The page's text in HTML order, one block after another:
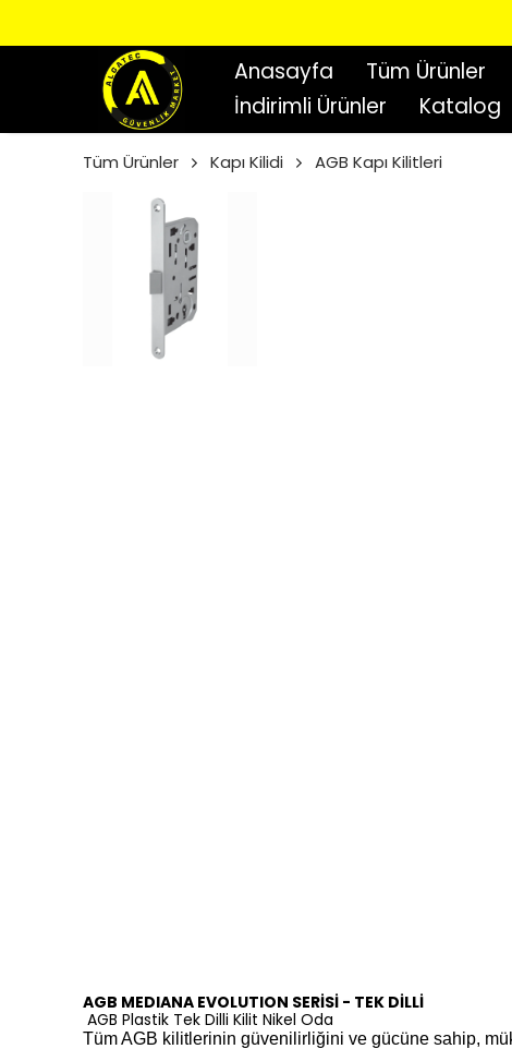
Anasayfa Tüm Ürünler
İndirimli Ürünler
Katalog
Tüm Ürünler Kapı Kilidi AGB Kapı Kilitleri
AGB MEDIANA EVOLUTION SERİSİ - TEK DİLLİ
AGB Plastik Tek Dilli Kilit Nikel Oda
Tüm AGB kilitlerinin güvenilirliğini ve gücüne sahip,